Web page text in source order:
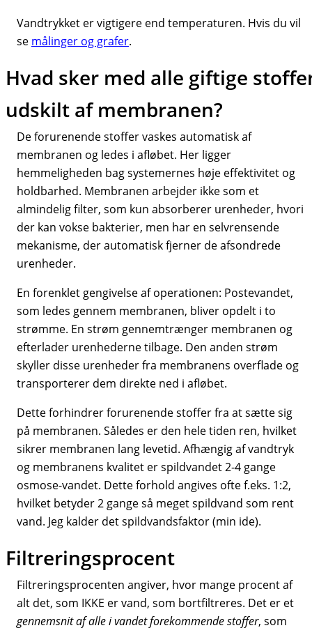
Vandtrykket er vigtigere end temperaturen. Hvis du vil
se målinger og grafer.
Hvad sker med alle giftige
udskilt af membranen?
De forurenende stoffer vaskes automatisk af
membranen og ledes i afløbet. Her ligger
hemmeligheden bag systemernes høje effektivitet og
holdbarhed. Membranen arbejder ikke som et
almindelig filter, som kun absorberer urenheder, hvori
der kan vokse bakterier, men har en selvrensende
mekanisme, der automatisk fjerner de afsondrede
urenheder.
En forenklet gengivelse af operationen: Postevandet,
som ledes gennem membranen, bliver opdelt i to
strømme. En strøm gennemtrænger membranen og
efterlader urenhederne tilbage. Den anden strøm
skyller disse urenheder fra membranens overflade og
transporterer dem direkte ned i afløbet.
Dette forhindrer forurenende stoffer fra at sætte sig
på membranen. Således er den hele tiden ren, hvilket
sikrer membranen lang levetid. Afhængig af vandtryk
og membranens kvalitet er spildvandet 2-4 gange
osmose-vandet. Dette forhold angives ofte f.eks. 1:2,
hvilket betyder 2 gange så meget spildvand som rent
vand. Jeg kalder det spildvandsfaktor (min ide).
Filtreringsprocent
Filtreringsprocenten angiver, hvor mange procent af
alt det, som IKKE er vand, som bortfiltreres. Det er et
gennemsnit af alle i vandet forekommende stoffer, som